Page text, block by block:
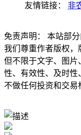
友情链接： 非
免责声明： 本站部
我们尊重作者版权，
但不限于文字、图片
性、有效性、及时性
不做任何投资和交易